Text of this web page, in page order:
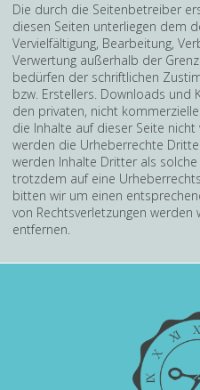
Die durch die Seitenbetreiber
diesen Seiten unterliegen dem
Vervielfältigung, Bearbeitung,
Verwertung außerhalb der
bedürfen der schriftlichen
bzw. Erstellers. Downloads und
den privaten, nicht
die Inhalte auf dieser Seite
werden die Urheberrechte
werden Inhalte Dritter als
trotzdem auf eine
bitten wir um einen
von Rechtsverletzungen
entfernen.